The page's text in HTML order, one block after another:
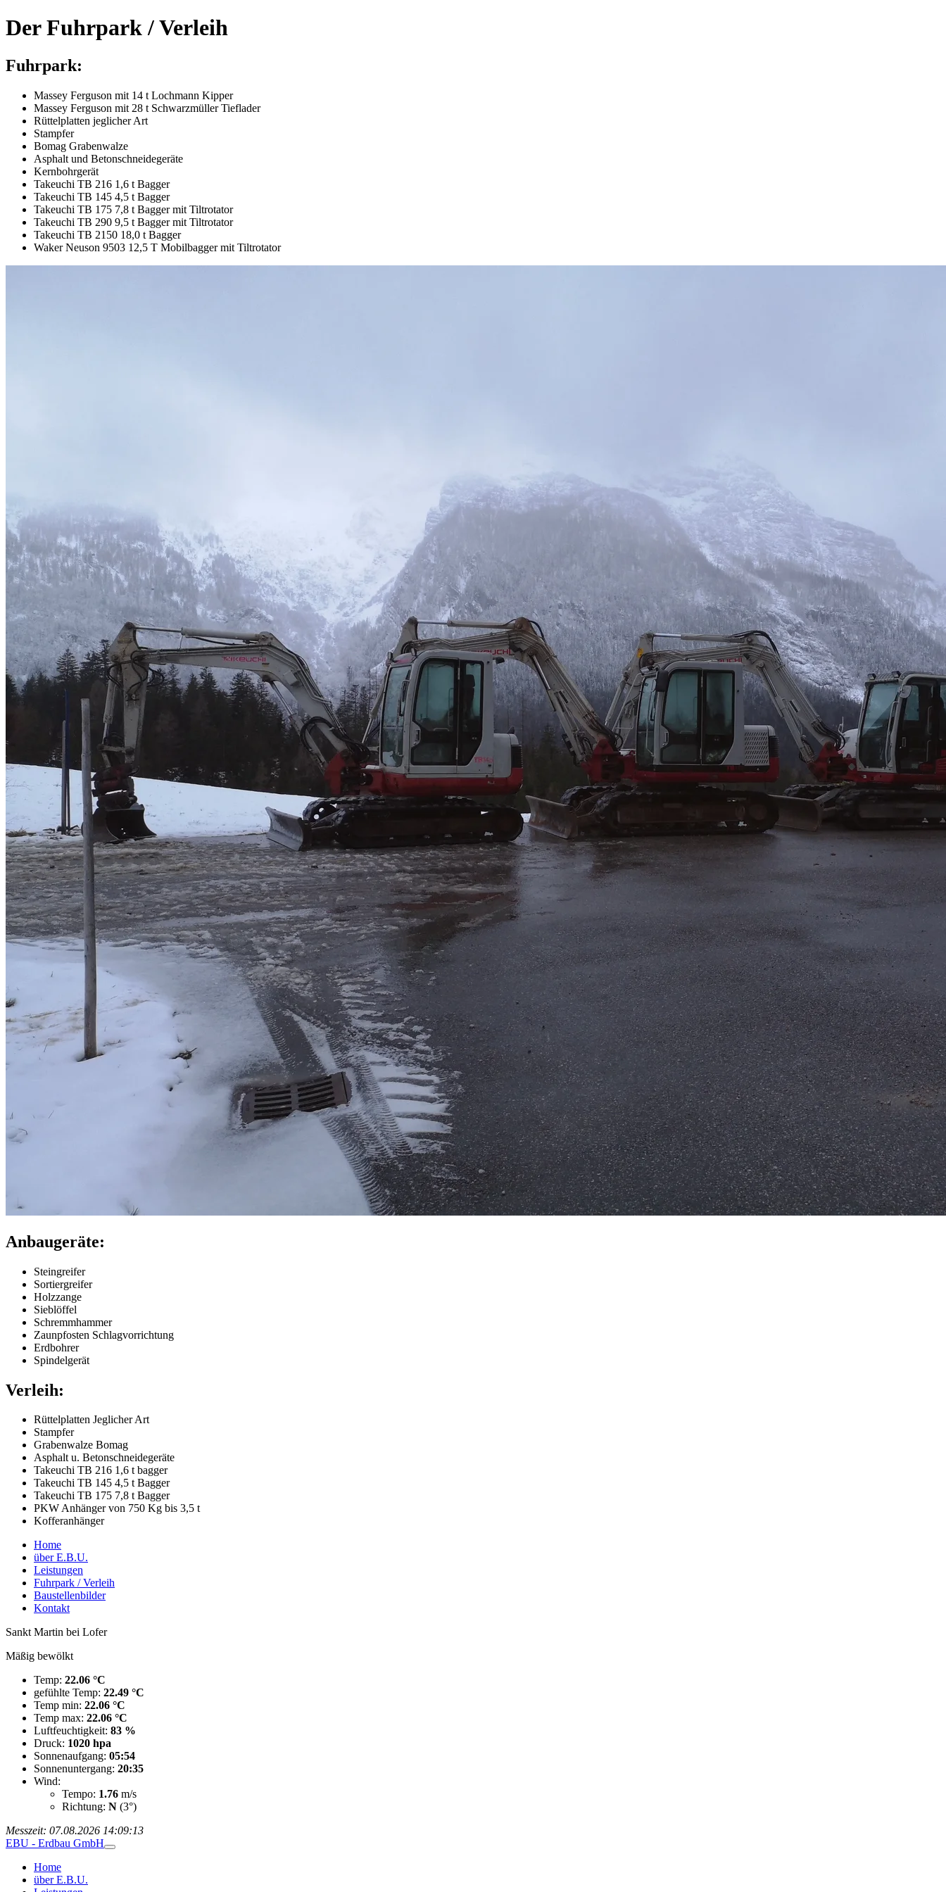
Der Fuhrpark / Verleih
Fuhrpark:
Massey Ferguson mit 14 t Lochmann Kipper
Massey Ferguson mit 28 t Schwarzmüller Tieflader
Rüttelplatten jeglicher Art
Stampfer
Bomag Grabenwalze
Asphalt und Betonschneidegeräte
Kernbohrgerät
Takeuchi TB 216 1,6 t Bagger
Takeuchi TB 145 4,5 t Bagger
Takeuchi TB 175 7,8 t Bagger mit Tiltrotator
Takeuchi TB 290 9,5 t Bagger mit Tiltrotator
Takeuchi TB 2150 18,0 t Bagger
Waker Neuson 9503 12,5 T Mobilbagger mit Tiltrotator
Anbaugeräte:
Steingreifer
Sortiergreifer
Holzzange
Sieblöffel
Schremmhammer
Zaunpfosten Schlagvorrichtung
Erdbohrer
Spindelgerät
Verleih:
Rüttelplatten Jeglicher Art
Stampfer
Grabenwalze Bomag
Asphalt u. Betonschneidegeräte
Takeuchi TB 216 1,6 t bagger
Takeuchi TB 145 4,5 t Bagger
Takeuchi TB 175 7,8 t Bagger
PKW Anhänger von 750 Kg bis 3,5 t
Kofferanhänger
Home
über E.B.U.
Leistungen
Fuhrpark / Verleih
Baustellenbilder
Kontakt
Sankt Martin bei Lofer
Mäßig bewölkt
Temp: 22.06 °C
gefühlte Temp: 22.49 °C
Temp min: 22.06 °C
Temp max: 22.06 °C
Luftfeuchtigkeit: 83 %
Druck: 1020 hpa
Sonnenaufgang: 05:54
Sonnenuntergang: 20:35
Wind:
Tempo: 1.76 m/s
Richtung: N (3°)
Messzeit: 07.08.2026 14:09:13
EBU - Erdbau GmbH
Home
über E.B.U.